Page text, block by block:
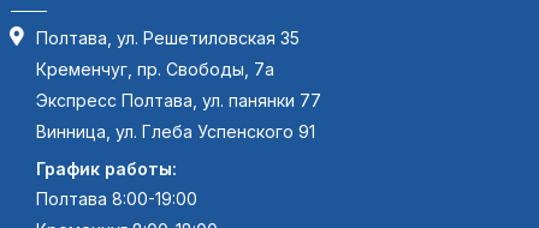
Полтава, ул. Решетиловская 35
Кременчуг, пр. Свободы, 7а
Экспресс Полтава, ул. панянки 77
Винница, ул. Глеба Успенского 91
График работы:
Полтава 8:00-19:00